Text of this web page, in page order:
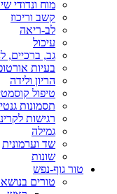
מוח ונדודי
קשב וריכוז
לב-ריאה
עיכול
גב, ברכיים,
בעיות
הריון ולידה
טיפול
תסמונות
רגישות
גמילה
שד וערמונית
שונות
טור גוף-נפש
טורים בנושא